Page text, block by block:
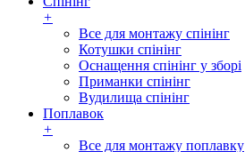
+
Все для монтажу спінінг
Котушки спінінг
Оснащення спінінг у зборі
Приманки спінінг
Вудилища спінінг
Поплавок
+
Все для монтажу поплавку